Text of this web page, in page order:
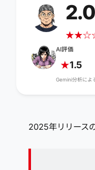
★★☆
2.0
AI評価
★1.5
Gemini分析によ
2025年リリース